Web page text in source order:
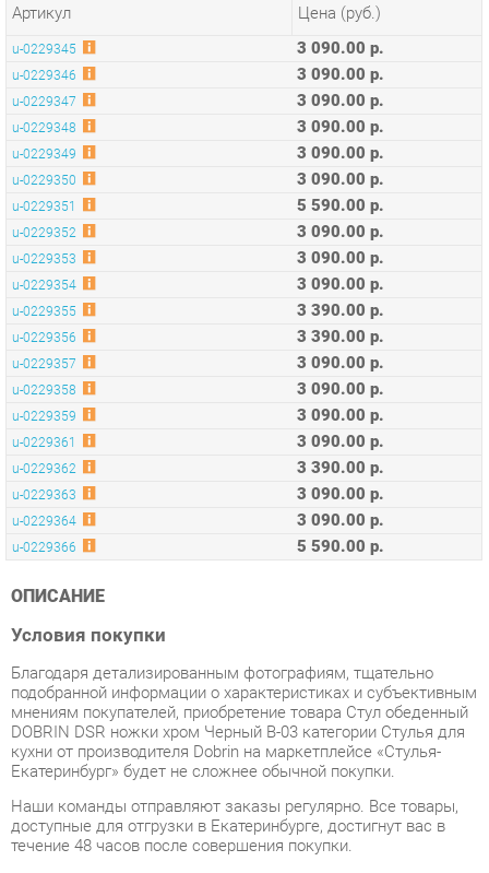
u-0229346 3 090.00 р.
3 090.00 р.
u-0229349 3 090.00 р.
u-0229350 3 090.00 р.
u-0229351 5 590.00 р.
u-0229352 3 090.00 р.
u-0229353 3 090.00 р.
u-0229354 3 090.00 р.
u-0229355 3 390.00 р.
u-0229356 3 390.00 р.
u-0229357 3 090.00 р.
u-0229358 3 090.00 р.
u-0229359 3 090.00 р.
u-0229361 3 090.00 р.
u-0229362 3 390.00 р.
u-0229363 3 090.00 р.
u-0229364 3 090.00 р.
u-0229366 5 590.00 р.
ОПИСАНИЕ
Условия покупки
подобранной информации о характеристиках и субъективным
DOBRIN DSR ножки хром Черный B-03 категории Стулья для
Екатеринбург» будет не сложнее обычной покупки.
Наши команды отправляют заказы регулярно. Все товары,
доступные для отгрузки в Екатеринбурге, достигнут вас в
течение 48 часов после совершения покупки.
Время доставки в дальние регионы и товары со складов
производителей требуют индивидуального учета. Вы можете
уточнить все детали - наличие, сроки и стоимость доставки,
обратившись к нам через формуобратной связи